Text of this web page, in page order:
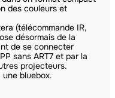
des couleurs et
(télécommande IR,
désormais de la
de se connecter
sans ART7 et par la
projecteurs.
bluebox.